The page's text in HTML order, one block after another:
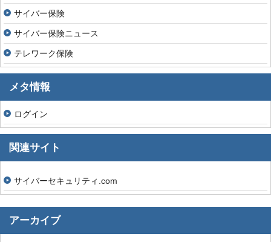
サイバー保険
サイバー保険ニュース
テレワーク保険
メタ情報
ログイン
関連サイト
サイバーセキュリティ.com
アーカイブ